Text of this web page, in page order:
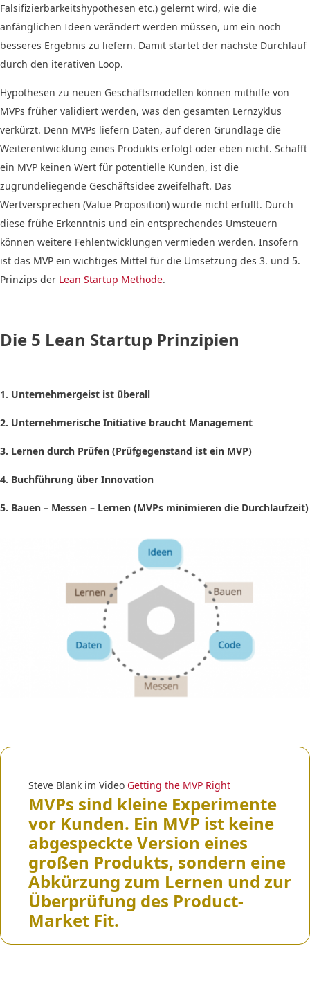
Falsifizierbarkeitshypothesen etc.) gelernt wird, wie die
anfänglichen Ideen verändert werden müssen, um ein noch
besseres Ergebnis zu liefern. Damit startet der nächste Durchlauf
durch den iterativen Loop.
Hypothesen zu neuen Geschäftsmodellen können mithilfe von
MVPs früher validiert werden, was den gesamten Lernzyklus
verkürzt. Denn MVPs liefern Daten, auf deren Grundlage die
Weiterentwicklung eines Produkts erfolgt oder eben nicht. Schafft
ein MVP keinen Wert für potentielle Kunden, ist die
zugrundeliegende Geschäftsidee zweifelhaft. Das
Wertversprechen (Value Proposition) wurde nicht erfüllt. Durch
diese frühe Erkenntnis und ein entsprechendes Umsteuern
können weitere Fehlentwicklungen vermieden werden. Insofern
ist das MVP ein wichtiges Mittel für die Umsetzung des 3. und 5.
Prinzips der Lean Startup Methode.
Die 5 Lean Startup Prinzipien
1. Unternehmergeist ist überall
2. Unternehmerische Initiative braucht Management
3. Lernen durch Prüfen (Prüfgegenstand ist ein MVP)
4. Buchführung über Innovation
5. Bauen – Messen – Lernen (MVPs minimieren die Durchlaufzeit)
Steve Blank im Video Getting the MVP Right
MVPs sind kleine Experimente
vor Kunden. Ein MVP ist keine
abgespeckte Version eines
großen Produkts, sondern eine
Abkürzung zum Lernen und zur
Überprüfung des Product-
Market Fit.